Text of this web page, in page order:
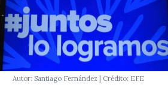
Autor: Santiago Fernández | Crédito: EFE